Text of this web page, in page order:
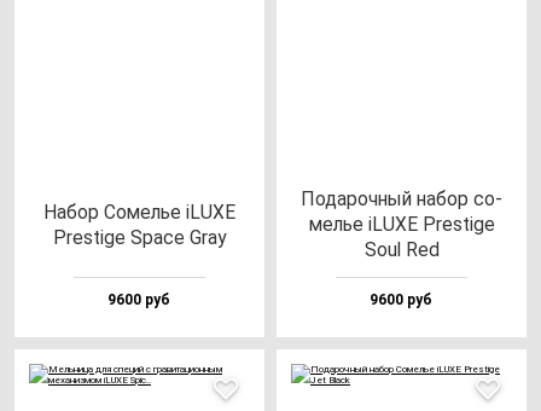
Набор Сомелье iLUXE
Pres­ti­ge Spa­ce Gray
9600 руб
Пода­роч­ный на­бор со­
мелье iLUXE Pres­ti­ge
Soul Red
9600 руб